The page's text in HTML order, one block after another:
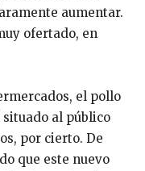
aumentar.
ofertado, en
el pollo
al público
por cierto. De
que este nuevo